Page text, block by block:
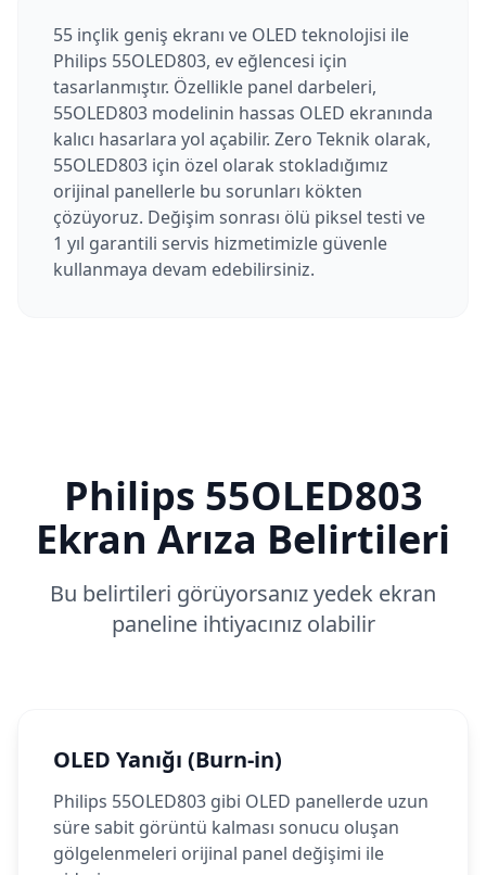
55 inçlik geniş ekranı ve OLED teknolojisi ile
Philips 55OLED803, ev eğlencesi için
tasarlanmıştır. Özellikle panel darbeleri,
55OLED803 modelinin hassas OLED ekranında
kalıcı hasarlara yol açabilir. Zero Teknik olarak,
55OLED803 için özel olarak stokladığımız
orijinal panellerle bu sorunları kökten
çözüyoruz. Değişim sonrası ölü piksel testi ve
1 yıl garantili servis hizmetimizle güvenle
kullanmaya devam edebilirsiniz.
Philips 55OLED803
Ekran Arıza Belirtileri
Bu belirtileri görüyorsanız yedek ekran
paneline ihtiyacınız olabilir
OLED Yanığı (Burn-in)
Philips 55OLED803 gibi OLED panellerde uzun
süre sabit görüntü kalması sonucu oluşan
gölgelenmeleri orijinal panel değişimi ile